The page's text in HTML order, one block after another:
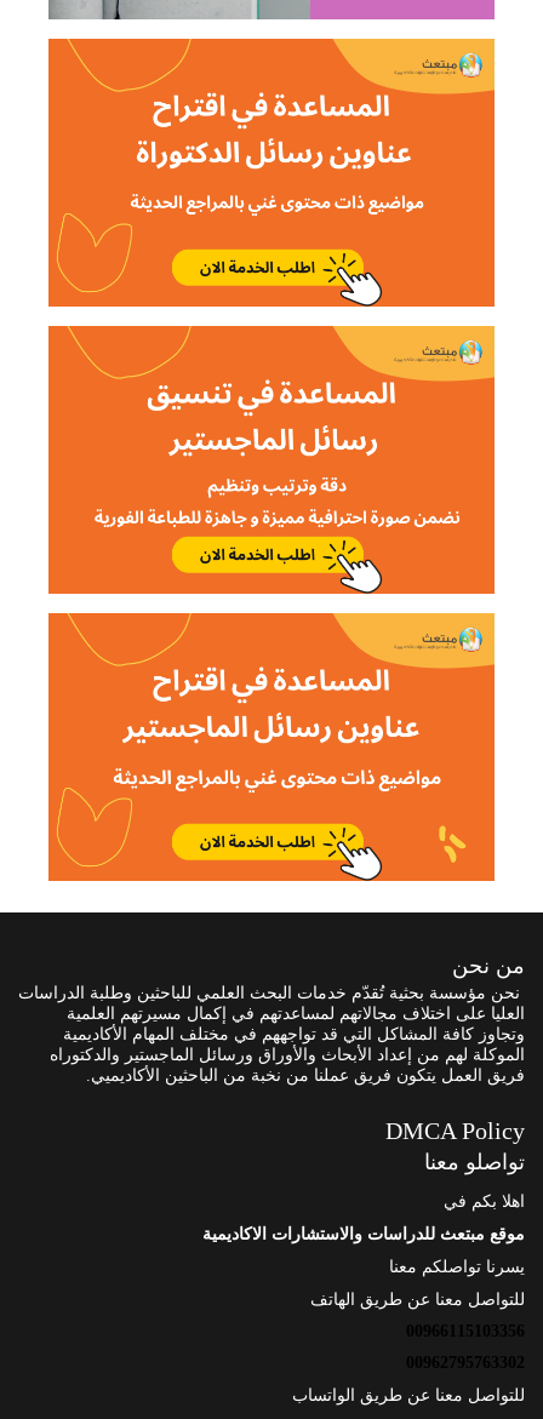
من نحن
نحن مؤسسة بحثية تُقدّم خدمات البحث العلمي للباحثين وطلبة الدراسات
العليا على اختلاف مجالاتهم لمساعدتهم في إكمال مسيرتهم العلمية
وتجاوز كافة المشاكل التي قد تواجههم في مختلف المهام الأكاديمية
الموكلة لهم من إعداد الأبحاث والأوراق ورسائل الماجستير والدكتوراه
فريق العمل يتكون فريق عملنا من نخبة من الباحثين الأكاديميي.
DMCA Policy
تواصلو معنا
اهلا بكم في
موقع مبتعث للدراسات والاستشارات الاكاديمية
يسرنا تواصلكم معنا
للتواصل معنا عن طريق الهاتف
00966115103356
00962795763302
للتواصل معنا عن طريق الواتساب